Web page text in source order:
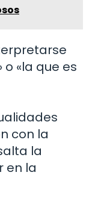
«la que es
con la
la
en la